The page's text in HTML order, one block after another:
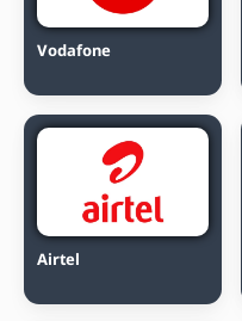
Vodafone
Airtel